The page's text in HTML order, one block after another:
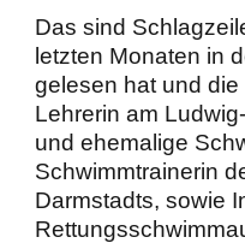
Das sind
letzten Monaten in
gelesen hat und
Lehrerin am
und ehemalige
Schwimmtrainerin
Darmstadts, sowie